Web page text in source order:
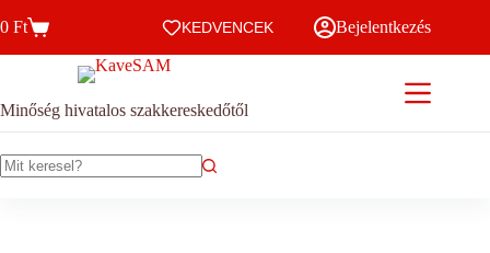
to
több
változatok
a
Kosár
0 Ft KEDVENCEK Bejelentkezés
Minőség hivatalos szakkereskedőtől